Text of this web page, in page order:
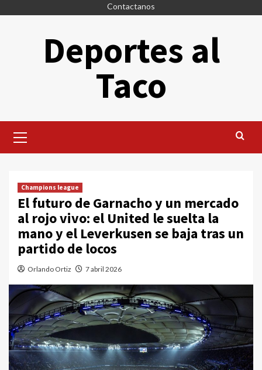
Contactanos
Deportes al
Taco
principal
Champions league
El futuro de Garnacho y un mercado
al rojo vivo: el United le suelta la
mano y el Leverkusen se baja tras un
partido de locos
Orlando Ortiz 7 abril 2026